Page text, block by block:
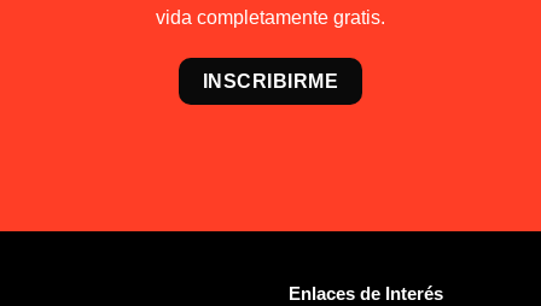
vida completamente gratis.
INSCRIBIRME
Enlaces de Interés